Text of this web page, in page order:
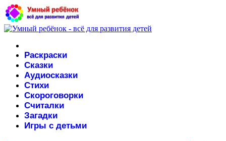
Раскраски
Сказки
Аудиосказки
Стихи
Скороговорки
Считалки
Загадки
Игры с детьми